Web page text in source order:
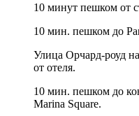
10 минут пешком от
10 мин. пешком до
Улица Орчард-роуд
от отеля.
10 мин. пешком до
Marina Square.